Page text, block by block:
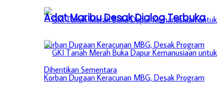
Adat Maribu Desak Dialog Terbuka